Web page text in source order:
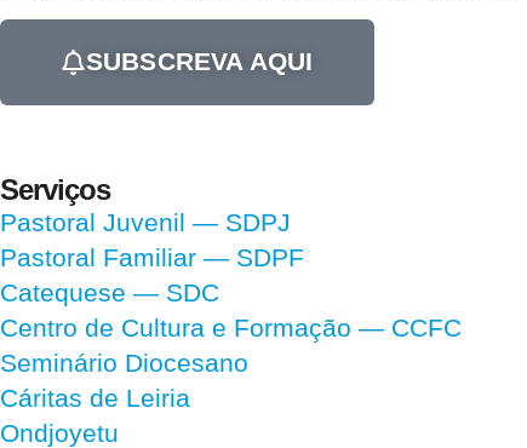
SUBSCREVA AQUI
Serviços
Pastoral Juvenil — SDPJ
Pastoral Familiar — SDPF
Catequese — SDC
Centro de Cultura e Formação — CCFC
Seminário Diocesano
Cáritas de Leiria
Ondjoyetu